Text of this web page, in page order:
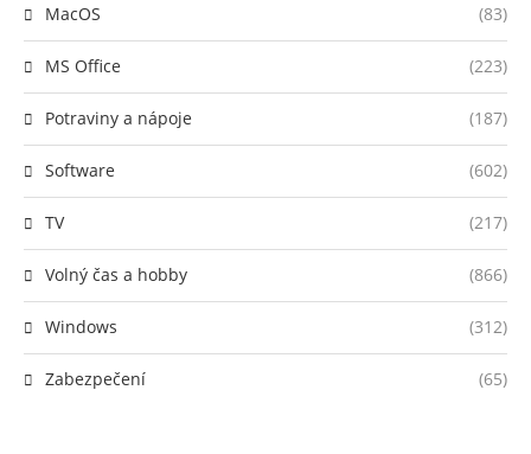
MacOS (83)
MS Office (223)
Potraviny a nápoje (187)
Software (602)
TV (217)
Volný čas a hobby (866)
Windows (312)
Zabezpečení (65)